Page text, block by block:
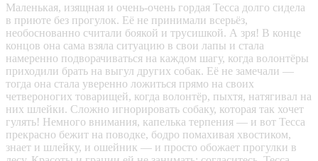
Маленькая, изящная и очень-очень гордая Тесса долго сидела
в приюте без прогулок. Её не принимали всерьёз,
необоснованно считали боякой и трусишкой. А зря! В конце
концов она сама взяла ситуацию в свои лапы и стала
намеренно подворачиваться на каждом шагу, когда волонтёры
приходили брать на выгул других собак. Её не замечали —
тогда она стала уверенно ложиться прямо на своих
четвероногих товарищей, когда волонтёр, пыхтя, натягивал на
них шлейки. Сложно игнорировать собаку, которая так хочет
гулять! Немного внимания, капелька терпения — и вот Тесса
прекрасно бежит на поводке, бодро помахивая хвостиком,
знает и шлейку, и ошейник — и просто обожает прогулки в